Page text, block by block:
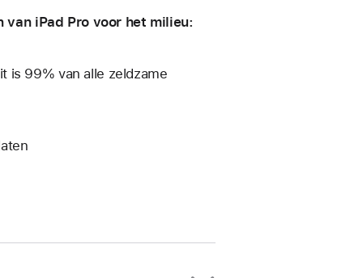
iPad Pro voor het milieu:
is 99% van alle zeldzame